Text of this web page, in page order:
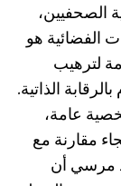
الصحفيين،
الفضائية هو
لترهيب
الذاتية.
عامة،
مقارنة مع
مرسي أن